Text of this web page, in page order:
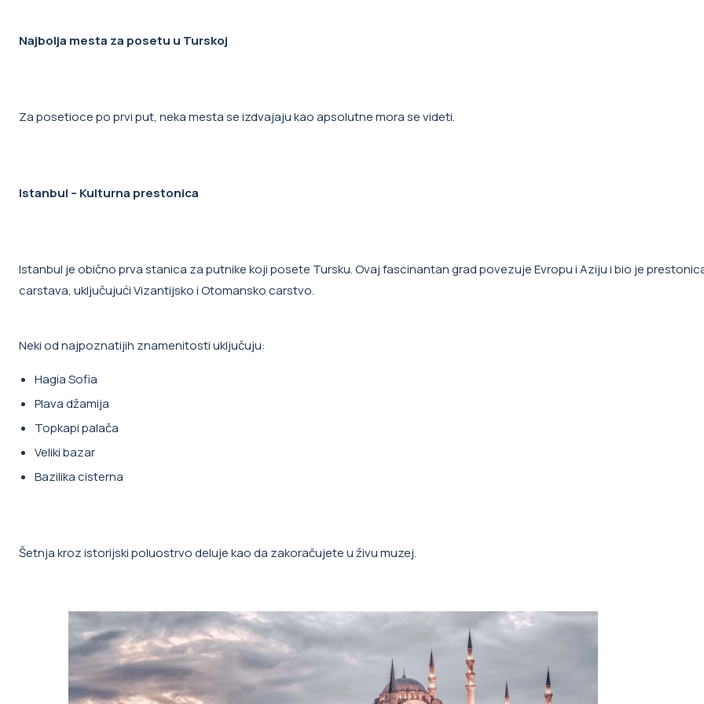
Najbolja mesta za posetu u Turskoj
Za posetioce po prvi put, neka mesta se izdvajaju kao apsolutne mora se videti.
Istanbul – Kulturna prestonica
Istanbul je obično prva stanica za putnike koji posete Tursku. Ovaj fascinantan grad povezuje Evropu i Aziju i bio je
carstava, uključujući Vizantijsko i Otomansko carstvo.
Neki od najpoznatijih znamenitosti uključuju:
Hagia Sofia
Plava džamija
Topkapi palača
Veliki bazar
Bazilika cisterna
Šetnja kroz istorijski poluostrvo deluje kao da zakoračujete u živu muzej.